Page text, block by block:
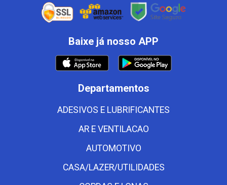
Baixe já nosso APP
Departamentos
ADESIVOS E LUBRIFICANTES
AR E VENTILACAO
AUTOMOTIVO
CASA/LAZER/UTILIDADES